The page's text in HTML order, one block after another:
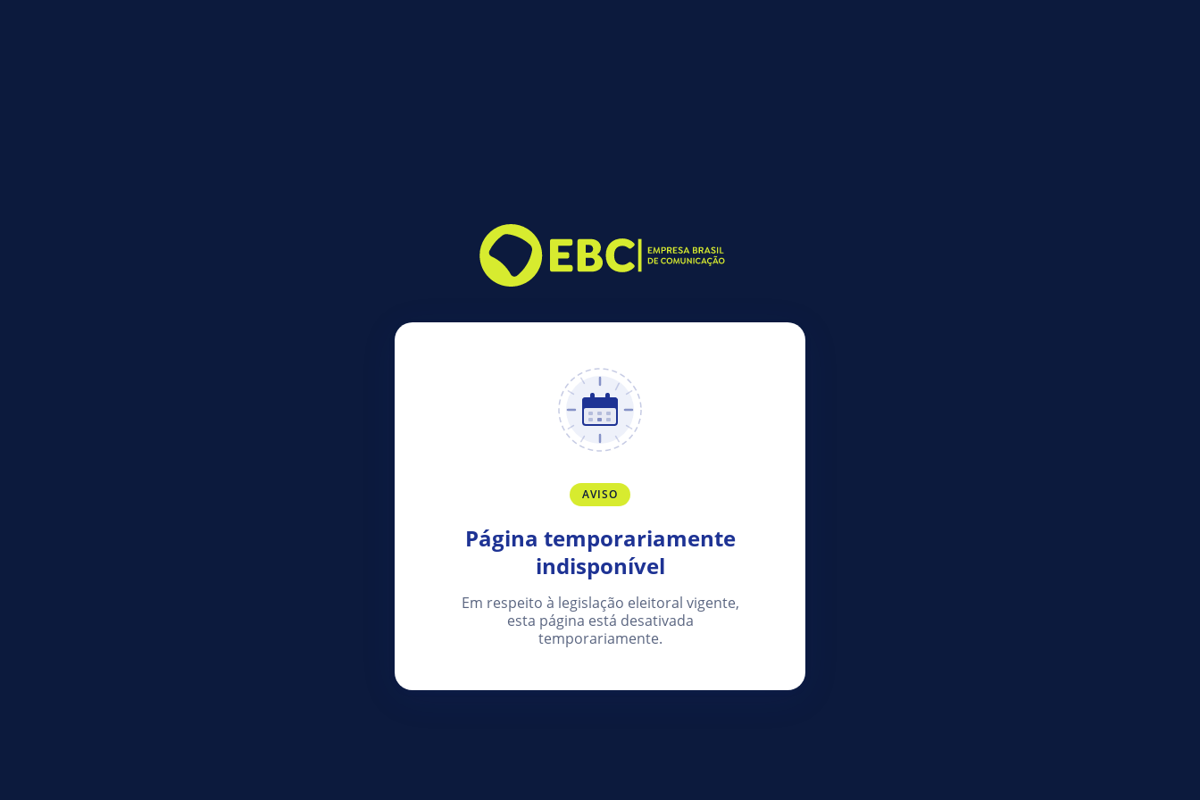
AVISO
Página temporariamente
indisponível
Em respeito à legislação eleitoral vigente,
esta página está desativada
temporariamente.